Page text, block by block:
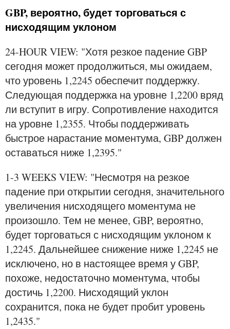
GBP, вероятно, будет торговаться с
нисходящим уклоном
24-HOUR VIEW: "Хотя резкое падение GBP
сегодня может продолжиться, мы ожидаем,
что уровень 1,2245 обеспечит поддержку.
Следующая поддержка на уровне 1,2200 вряд
ли вступит в игру. Сопротивление находится
на уровне 1,2355. Чтобы поддерживать
быстрое нарастание моментума, GBP должен
оставаться ниже 1,2395."
1-3 WEEKS VIEW: "Несмотря на резкое
падение при открытии сегодня, значительного
увеличения нисходящего моментума не
произошло. Тем не менее, GBP, вероятно,
будет торговаться с нисходящим уклоном к
1,2245. Дальнейшее снижение ниже 1,2245 не
исключено, но в настоящее время у GBP,
похоже, недостаточно моментума, чтобы
достичь 1,2200. Нисходящий уклон
сохранится, пока не будет пробит уровень
1,2435."